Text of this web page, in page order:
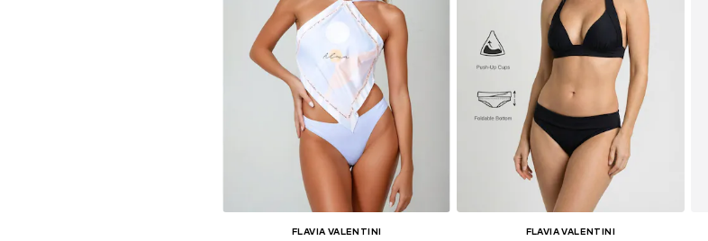
FLAVIA VALENTINI FLAVIA VALENTINI